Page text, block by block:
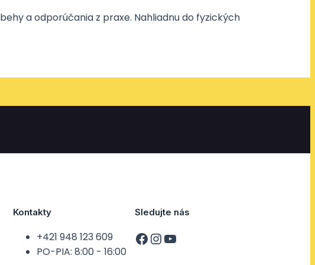
a odporúčania z praxe. Nahliadnu do fyzických
Kontakty
+421 948 123 609
PO-PIA: 8:00 - 16:00
Sledujte nás